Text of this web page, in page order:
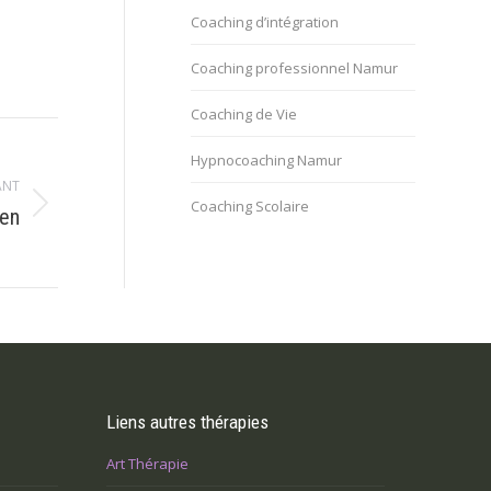
Coaching d’intégration
Coaching professionnel Namur
Coaching de Vie
Hypnocoaching Namur
Coaching Scolaire
Liens autres thérapies
Art Thérapie